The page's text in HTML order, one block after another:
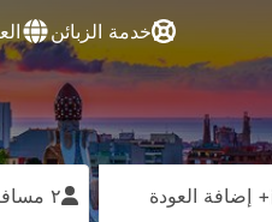
خدمة الزبائن
+ إضافة العودة ٢ مسافرين